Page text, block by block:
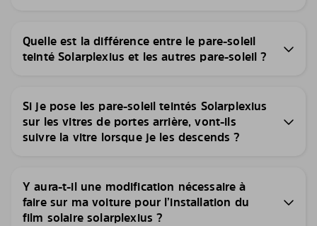
Quelle est la différence entre le pare-soleil
teinté Solarplexius et les autres pare-soleil ?
Si je pose les pare-soleil teintés Solarplexius
sur les vitres de portes arrière, vont-ils
suivre la vitre lorsque je les descends ?
Y aura-t-il une modification nécessaire à
faire sur ma voiture pour l’installation du
film solaire solarplexius ?